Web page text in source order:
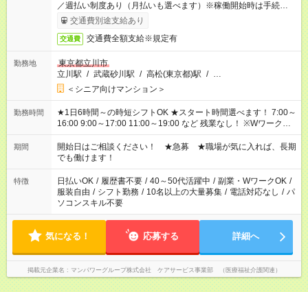
／週払い制度あり（月払いも選べます）※稼働開始時は手続き完
了次第のお支払いとなります。
交通費別途支給あり
交通費 交通費全額支給※規定有
勤務地
東京都立川市
立川駅 / 武蔵砂川駅 / 高松(東京都)駅 / …
＜シニア向けマンション＞
勤務時間
★1日6時間～の時短シフトOK ★スタート時間選べます！ 7:00～
16:00 9:00～17:00 11:00～19:00 など 残業なし！ ※Wワークの
場合、他のお仕事と合わせ週40時間超の就業はご案内できませ
ん ※法令に基づき、週20時間以上勤務は社会保険への加入対象
となります ※労働者派遣法（日雇い派遣の原則禁止）により、
短時間・短期間の就業はご案内が難しい場合があります
期間
開始日はご相談ください！ ★急募 ★職場が気に入れば、長期
でも働けます！
特徴 日払いOK / 履歴書不要 / 40～50代活躍中 / 副業・WワークOK /
服装自由 / シフト勤務 / 10名以上の大量募集 / 電話対応なし / パ
ソコンスキル不要
気になる！ 応募する 詳細へ
掲載元企業名 マンパワーグループ株式会社 ケアサービス事業部 （医療福祉介護関連）